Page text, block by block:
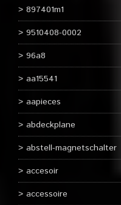
897401m1
9510408-0002
96a8
aa15541
aapieces
abdeckplane
abstell-magnetschalter
accesoir
accessoire